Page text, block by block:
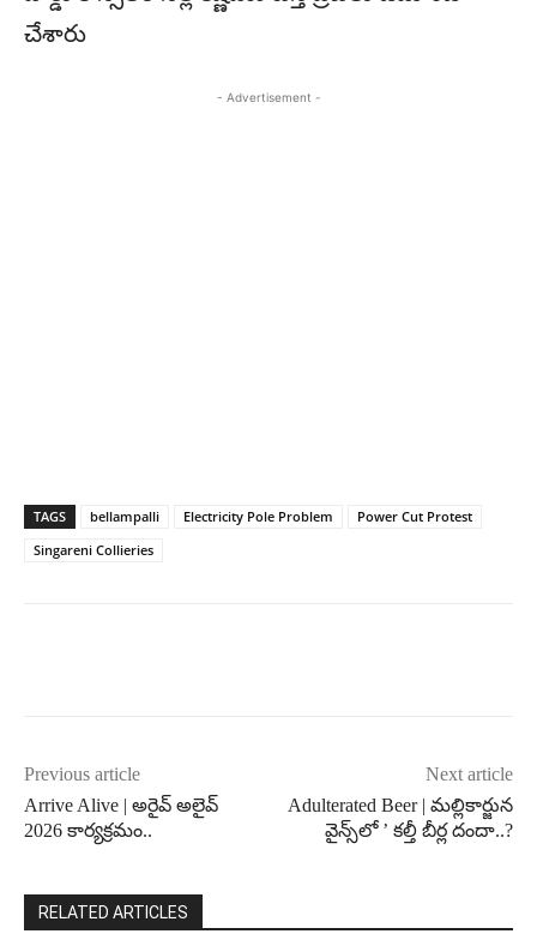
చేశారు
- Advertisement -
TAGS bellampalli Electricity Pole Problem
Power Cut Protest
Singareni Collieries
Previous article
Arrive Alive | అరైవ్ అలైవ్
2026 కార్యక్రమం..
Next article
Adulterated Beer | మల్లికార్జున
వైన్స్‌లో ’ కల్తీ బీర్ల దందా..?
RELATED ARTICLES